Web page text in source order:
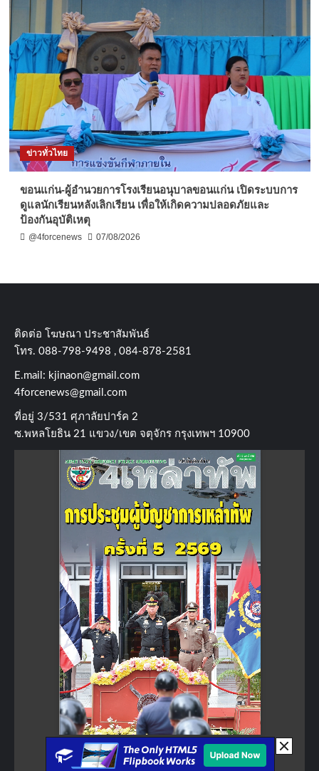
ข่าวทั่วไทย
ขอนแก่น-ผู้อำนวยการโรงเรียนอนุบาลขอนแก่น เปิดระบบการ
ดูแลนักเรียนหลังเลิกเรียน เพื่อให้เกิดความปลอดภัยและ
ป้องกันอุบัติเหตุ
@4forcenews 07/08/2026
ติดต่อ​ โฆษณา​ ประชาสัมพันธ์
โทร​. 088-798-9498 , 084-878-2581
E.mail: kjinaon@gmail.com
4forcenews@gmail.com
ที่อยู่​ 3/531​ ศุภาลัยปาร์ค​ 2
ซ.พหลโยธิน​ 21​ แขวง/เขต​ จตุจักร​ กรุงเทพฯ 10900